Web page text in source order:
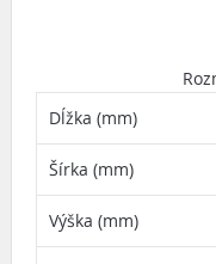
Dĺžka (mm)
Šírka (mm)
Výška (mm)